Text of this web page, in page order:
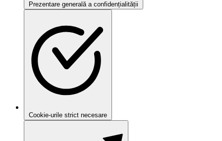
Prezentare generală a confidențialității
Cookie-urile strict necesare